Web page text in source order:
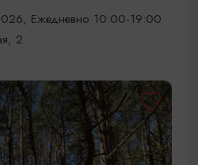
Ежедневно 10:00-19:00
2